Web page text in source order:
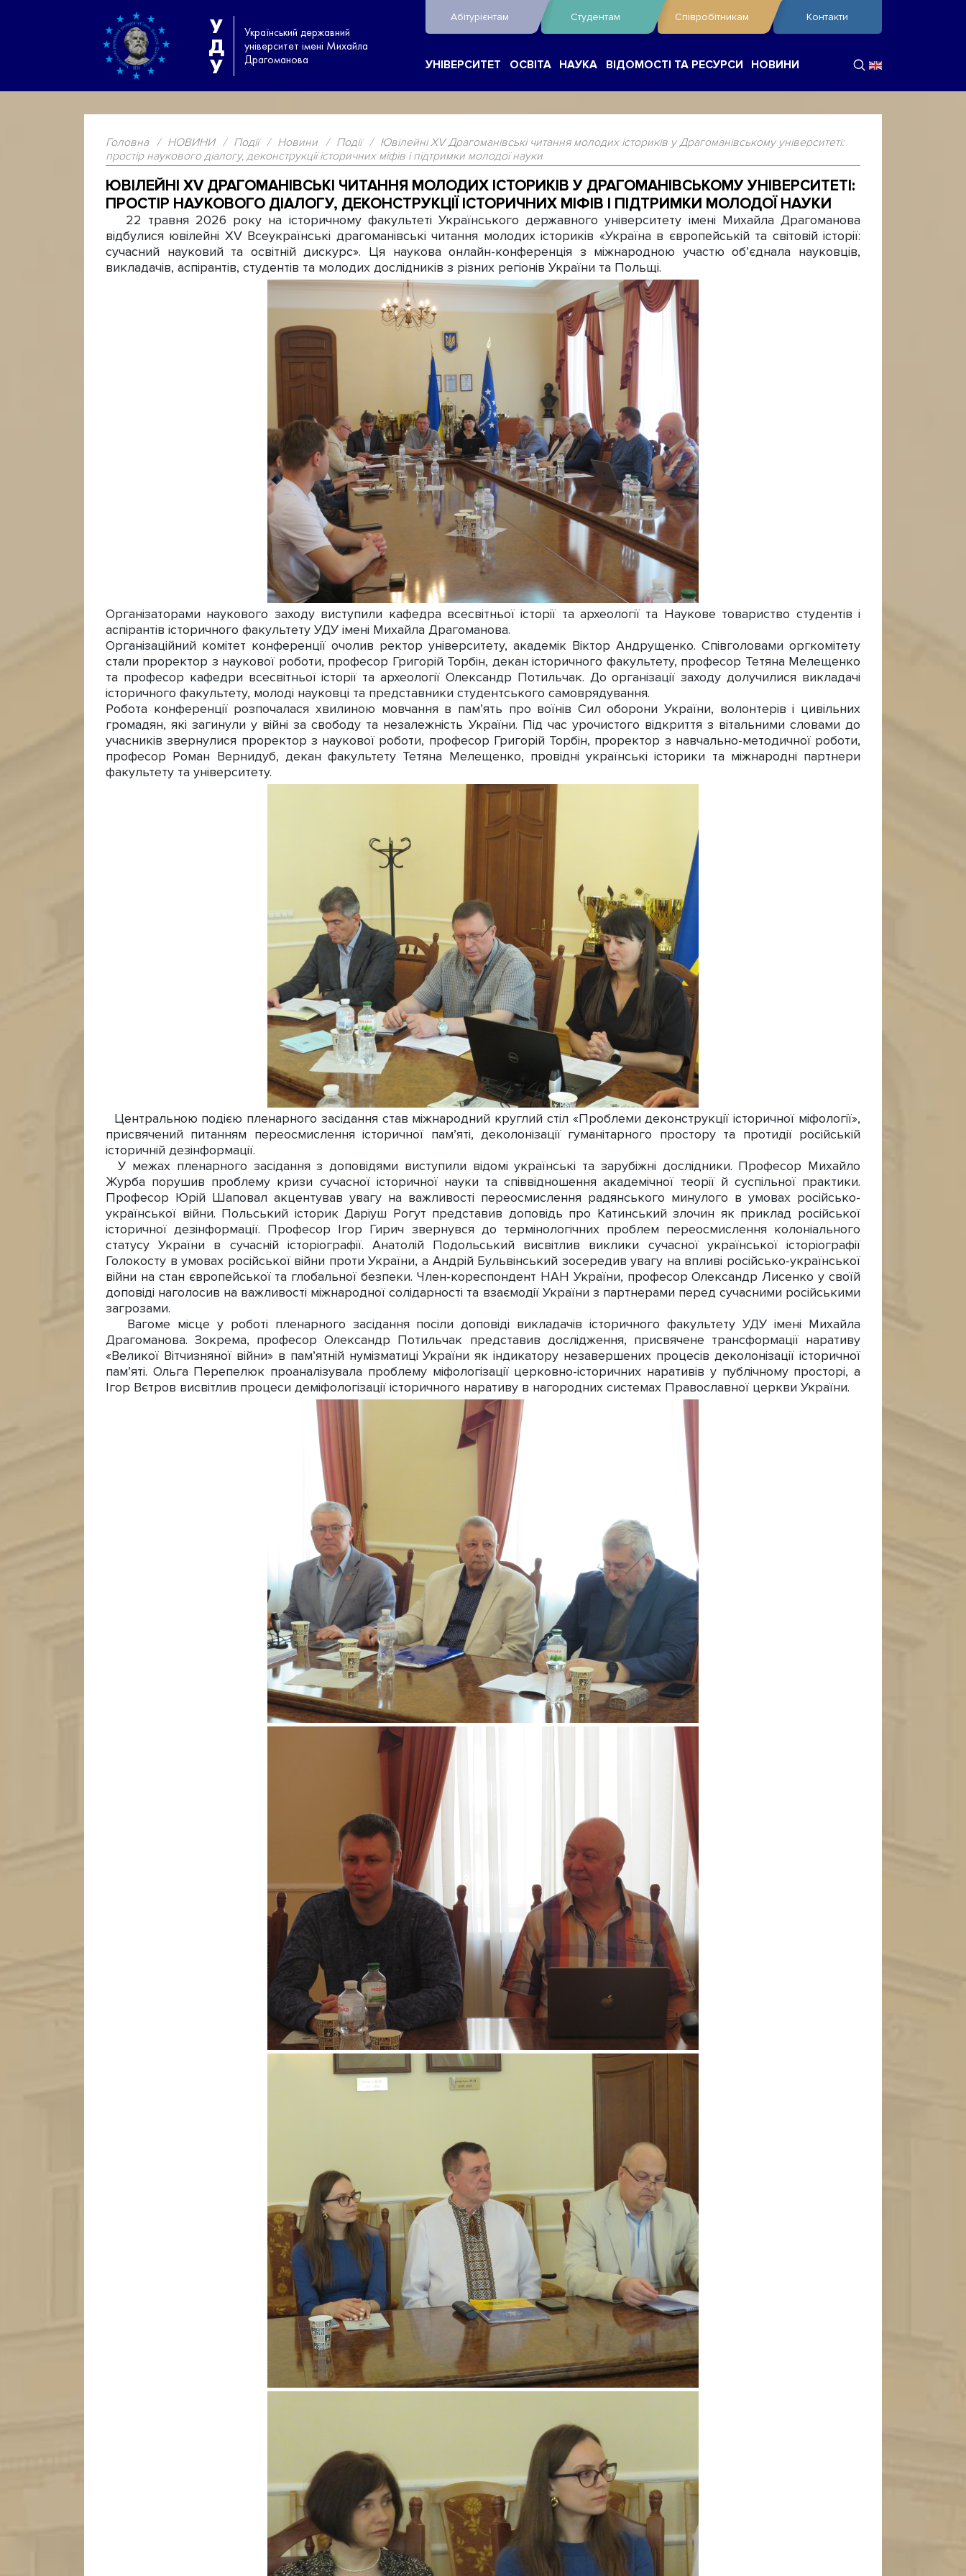
У
Д
У
Український державний
університет імені Михайла
Драгоманова
Абітурієнтам Студентам Співробітникам Контакти
УНІВЕРСИТЕТ ОСВІТА НАУКА ВІДОМОСТІ ТА РЕСУРСИ НОВИНИ
Головна / НОВИНИ / Події / Новини / Події / Ювілейні ХV Драгоманівські читання молодих істориків у Драгоманівському університеті:
простір наукового діалогу, деконструкції історичних міфів і підтримки молодої науки
ЮВІЛЕЙНІ ХV ДРАГОМАНІВСЬКІ ЧИТАННЯ МОЛОДИХ ІСТОРИКІВ У ДРАГОМАНІВСЬКОМУ УНІВЕРСИТЕТІ:
ПРОСТІР НАУКОВОГО ДІАЛОГУ, ДЕКОНСТРУКЦІЇ ІСТОРИЧНИХ МІФІВ І ПІДТРИМКИ МОЛОДОЇ НАУКИ
22 травня 2026 року на історичному факультеті Українського державного університету імені Михайла Драгоманова
відбулися ювілейні ХV Всеукраїнські драгоманівські читання молодих істориків «Україна в європейській та світовій історії:
сучасний науковий та освітній дискурс». Ця наукова онлайн-конференція з міжнародною участю об’єднала науковців,
викладачів, аспірантів, студентів та молодих дослідників з різних регіонів України та Польщі.
Організаторами наукового заходу виступили кафедра всесвітньої історії та археології та Наукове товариство студентів і
аспірантів історичного факультету УДУ імені Михайла Драгоманова.
Організаційний комітет конференції очолив ректор університету, академік Віктор Андрущенко. Співголовами оргкомітету
стали проректор з наукової роботи, професор Григорій Торбін, декан історичного факультету, професор Тетяна Мелещенко
та професор кафедри всесвітньої історії та археології Олександр Потильчак. До організації заходу долучилися викладачі
історичного факультету, молоді науковці та представники студентського самоврядування.
Робота конференції розпочалася хвилиною мовчання в пам’ять про воїнів Сил оборони України, волонтерів і цивільних
громадян, які загинули у війні за свободу та незалежність України. Під час урочистого відкриття з вітальними словами до
учасників звернулися проректор з наукової роботи, професор Григорій Торбін, проректор з навчально-методичної роботи,
професор Роман Вернидуб, декан факультету Тетяна Мелещенко, провідні українські історики та міжнародні партнери
факультету та університету.
Центральною подією пленарного засідання став міжнародний круглий стіл «Проблеми деконструкції історичної міфології»,
присвячений питанням переосмислення історичної пам’яті, деколонізації гуманітарного простору та протидії російській
історичній дезінформації.
У межах пленарного засідання з доповідями виступили відомі українські та зарубіжні дослідники. Професор Михайло
Журба порушив проблему кризи сучасної історичної науки та співвідношення академічної теорії й суспільної практики.
Професор Юрій Шаповал акцентував увагу на важливості переосмислення радянського минулого в умовах російсько-
української війни. Польський історик Даріуш Рогут представив доповідь про Катинський злочин як приклад російської
історичної дезінформації. Професор Ігор Гирич звернувся до термінологічних проблем переосмислення колоніального
статусу України в сучасній історіографії. Анатолій Подольський висвітлив виклики сучасної української історіографії
Голокосту в умовах російської війни проти України, а Андрій Бульвінський зосередив увагу на впливі російсько-української
війни на стан європейської та глобальної безпеки. Член-кореспондент НАН України, професор Олександр Лисенко у своїй
доповіді наголосив на важливості міжнародної солідарності та взаємодії України з партнерами перед сучасними російськими
загрозами.
Вагоме місце у роботі пленарного засідання посіли доповіді викладачів історичного факультету УДУ імені Михайла
Драгоманова. Зокрема, професор Олександр Потильчак представив дослідження, присвячене трансформації наративу
«Великої Вітчизняної війни» в пам’ятній нумізматиці України як індикатору незавершених процесів деколонізації історичної
пам’яті. Ольга Перепелюк проаналізувала проблему міфологізації церковно-історичних наративів у публічному просторі, а
Ігор Вєтров висвітлив процеси деміфологізації історичного наративу в нагородних системах Православної церкви України.